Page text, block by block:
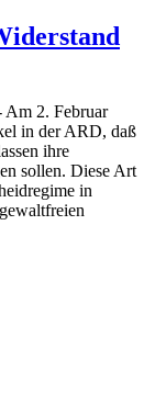
2. Februar
in der ARD, daß
ihre
sollen. Diese Art
in